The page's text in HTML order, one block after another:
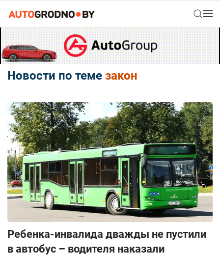
Новости по теме закон
Ребенка-инвалида дважды не пустили
в автобус – водителя наказали